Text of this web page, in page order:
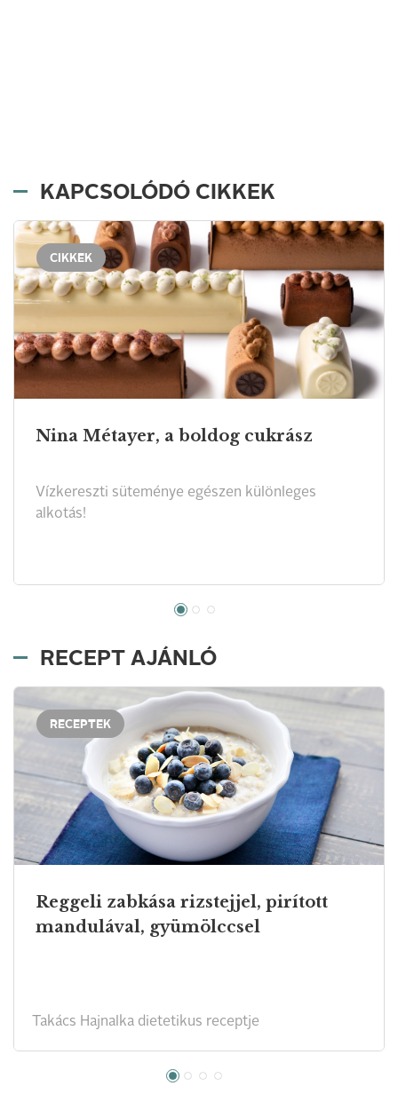
KAPCSOLÓDÓ CIKKEK
CIKKEK
Nina Métayer, a boldog cukrász
Vízkereszti süteménye egészen különleges
alkotás!
RECEPT AJÁNLÓ
RECEPTEK
Reggeli zabkása rizstejjel, pirított
mandulával, gyümölccsel
Takács Hajnalka dietetikus receptje